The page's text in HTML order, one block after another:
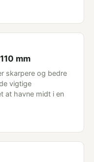
mm
skarpere og bedre
vigtige
at havne midt i en